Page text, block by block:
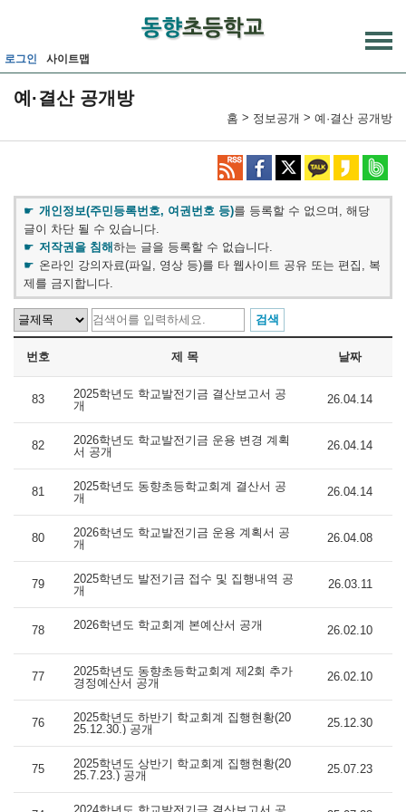
로그인 사이트맵
예·결산 공개방
홈 > 정보공개 > 예·결산 공개방
개인정보(주민등록번호, 여권번호 등)를 등록할 수 없으며, 해당
글이 차단 될 수 있습니다.
저작권을 침해하는 글을 등록할 수 없습니다.
온라인 강의자료(파일, 영상 등)를 타 웹사이트 공유 또는 편집, 복
제를 금지합니다.
번호 제 목 날짜
83
2025학년도 학교발전기금 결산보고서 공
개
26.04.14
82
2026학년도 학교발전기금 운용 변경 계획
서 공개
26.04.14
81
2025학년도 동향초등학교회계 결산서 공
개
26.04.14
80
2026학년도 학교발전기금 운용 계획서 공
개
26.04.08
79
2025학년도 발전기금 접수 및 집행내역 공
개
26.03.11
78 2026학년도 학교회계 본예산서 공개 26.02.10
77
2025학년도 동향초등학교회계 제2회 추가
경정예산서 공개
26.02.10
76
2025학년도 하반기 학교회계 집행현황(20
25.12.30.) 공개
25.12.30
75
2025학년도 상반기 학교회계 집행현황(20
25.7.23.) 공개
25.07.23